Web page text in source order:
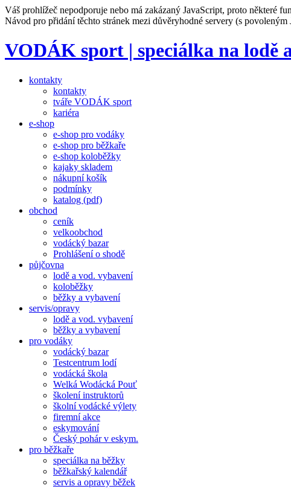
Váš prohlížeč nepodporuje nebo má zakázaný JavaScript, proto některé
Návod pro přidání těchto stránek mezi důvěryhodné servery (s povoleným
VODÁK sport | speciálka na lodě
kontakty
kontakty
tváře VODÁK sport
kariéra
e-shop
e-shop pro vodáky
e-shop pro běžkaře
e-shop koloběžky
kajaky skladem
nákupní košík
podmínky
katalog (pdf)
obchod
ceník
velkoobchod
vodácký bazar
Prohlášení o shodě
půjčovna
lodě a vod. vybavení
koloběžky
běžky a vybavení
servis/opravy
lodě a vod. vybavení
běžky a vybavení
pro vodáky
vodácký bazar
Testcentrum lodí
vodácká škola
Welká Wodácká Pouť
školení instruktorů
školní vodácké výlety
firemní akce
eskymování
Český pohár v eskym.
pro běžkaře
speciálka na běžky
běžkařský kalendář
servis a opravy běžek